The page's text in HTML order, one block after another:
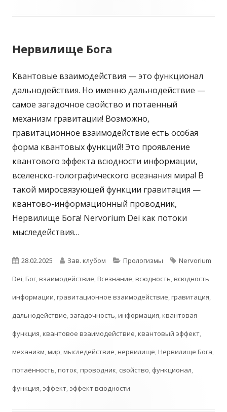
Нервилище Бога
Квантовые взаимодействия — это функционал
дальнодействия. Но именно дальнодействие —
самое загадочное свойство и потаенный
механизм гравитации! Возможно,
гравитационное взаимодействие есть особая
форма квантовых функций! Это проявление
квантового эффекта всюдности информации,
вселенско-голографического всезнания мира! В
такой миросвязующей функции гравитация —
квантово-информационный проводник,
Нервилище Бога! Nervorium Dei как потоки
мыследействия…
Опубликовано
28.02.2025 Автор
Зав. клубом Рубрики
Прологизмы Метки
Nervorium
Dei,Бог,взаимодействие,Всезнание,всюдность,всюдность
информации,гравитационное взаимодействие,гравитация,
дальнодействие, загадочность,информация,квантовая
функция,квантовое взаимодействие,квантовый эффект,
механизм,мир,мыследействие,нервилище,Нервилище Бога,
потаённость,поток,проводник, свойство, функционал,
функция, эффект, эффект всюдности